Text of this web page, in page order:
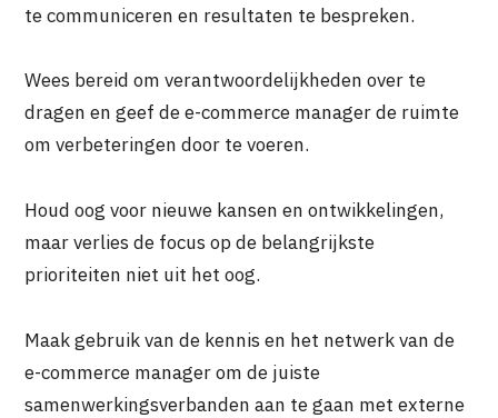
te communiceren en resultaten te bespreken.
Wees bereid om verantwoordelijkheden over te
dragen en geef de e-commerce manager de ruimte
om verbeteringen door te voeren.
Houd oog voor nieuwe kansen en ontwikkelingen,
maar verlies de focus op de belangrijkste
prioriteiten niet uit het oog.
Maak gebruik van de kennis en het netwerk van de
e-commerce manager om de juiste
samenwerkingsverbanden aan te gaan met externe